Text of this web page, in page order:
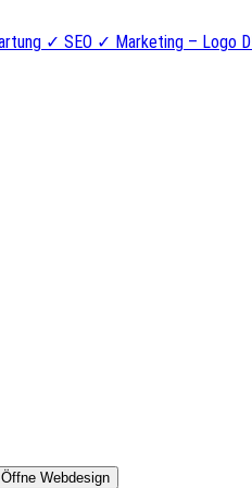
Öffne Webdesign